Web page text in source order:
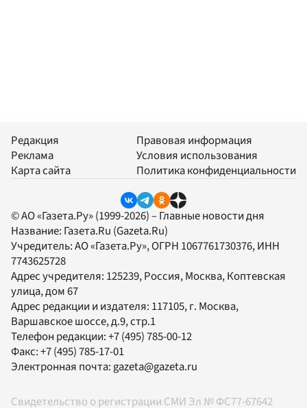
Редакция
Реклама
Карта сайта
Правовая информация
Условия использования
Политика конфиденциальности
© АО «Газета.Ру» (1999-2026) – Главные новости дня
Название: Газета.Ru (Gazeta.Ru)
Учредитель:АО «Газета.Ру», ОГРН 1067761730376, ИНН
7743625728
Адрес учредителя: 125239, Россия, Москва, Коптевская
улица, дом 67
Адрес редакции и издателя: 117105, г. Москва,
Варшавское шоссе, д.9, стр.1
Телефон редакции:+7 (495) 785-00-12
Факс:+7 (495) 785-17-01
Электронная почта:gazeta@gazeta.ru
Свидетельство о регистрации СМИ Эл № ФС77-67642